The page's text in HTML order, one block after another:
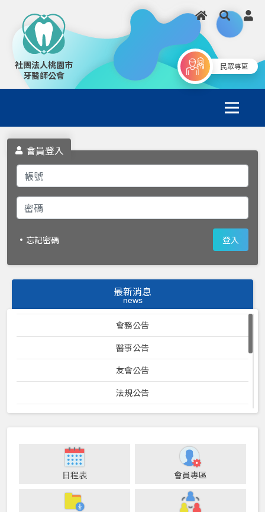
社團法人桃園市
牙醫師公會
民眾專區
會員登入
登入
忘記密碼
最新消息
news
會務公告
醫事公告
友會公告
法規公告
口衛專案計畫
24屆理監事暨各委員會會議記錄
25屆理監事暨各委員會會議記錄
日程表 會員專區